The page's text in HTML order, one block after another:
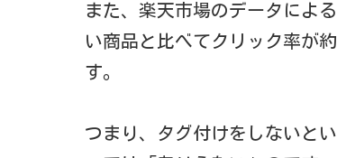
また、楽天市場のデータによ
い商品と比べて クリック率が
す。
つまり、タグ付けをしないと